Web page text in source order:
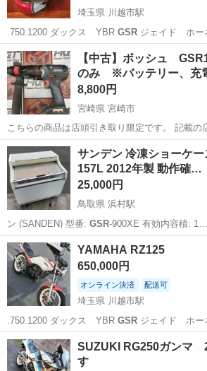
埼玉県 川越市駅
.750.1200 ダックス YBR GSRジェイド ホ
埼玉 川越市 川越市駅
【中古】ボッシュ
のみ ※バッテリー、充
8,800円
宮崎県 宮崎市
こちらの商品は店頭引き取り限定です。 記載の
られる方のみご連絡をお願いいたします。 ◆ハンズクラフト宮崎新名
爪店 〒880-
宮崎 宮崎市 その他 ハンズ
サンデン 冷凍ショーケ
157L 2012年製 動作確…
25,000円
鳥取県 浜村駅
ン (SANDEN) ​型番: GSR -900XE ​有効内容積: 1…
鳥取 鳥取市
YAMAHA RZ125
650,000円
オンライン決済 配送可
埼玉県 川越市駅
.750.1200 ダックス YBR GSRジェイド ホ
埼玉 川越市 ヤマハ
SUZUKI RG250ガンマ
す